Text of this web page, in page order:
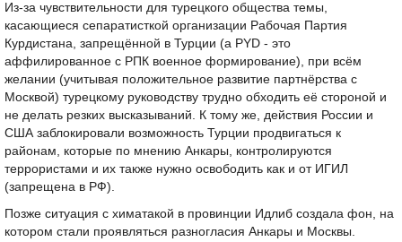
Из-за чувствительности для турецкого общества темы,
касающиеся сепаратисткой организации Рабочая Партия
Курдистана, запрещённой в Турции (а PYD - это
аффилированное с РПК военное формирование), при всём
желании (учитывая положительное развитие партнёрства с
Москвой) турецкому руководству трудно обходить её стороной и
не делать резких высказываний. К тому же, действия России и
США заблокировали возможность Турции продвигаться к
районам, которые по мнению Анкары, контролируются
террористами и их также нужно освободить как и от ИГИЛ
(запрещена в РФ).
Позже ситуация с химатакой в провинции Идлиб создала фон, на
котором стали проявляться разногласия Анкары и Москвы.